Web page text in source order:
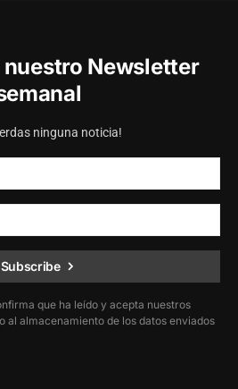
Newsletter
ninguna noticia!
Subscribe
que ha leído y acepta nuestros
al almacenamiento de los datos enviados